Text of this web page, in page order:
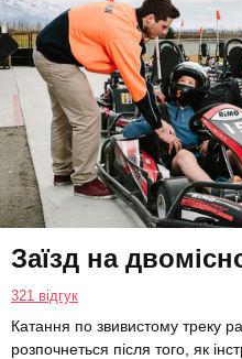
Заїзд на
321 відгук
Катання по звивистому треку
розпочнеться після того, як